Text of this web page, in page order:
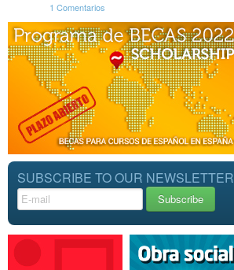
1 Comentarios
SUBSCRIBE TO OUR NEWSLETTER